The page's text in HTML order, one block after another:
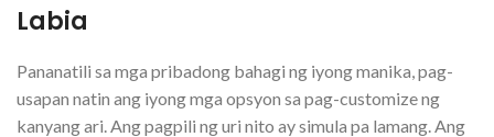
Labia
Pananatili sa mga pribadong bahagi ng iyong manika, pag-
usapan natin ang iyong mga opsyon sa pag-customize ng
kanyang ari. Ang pagpili ng uri nito ay simula pa lamang. Ang